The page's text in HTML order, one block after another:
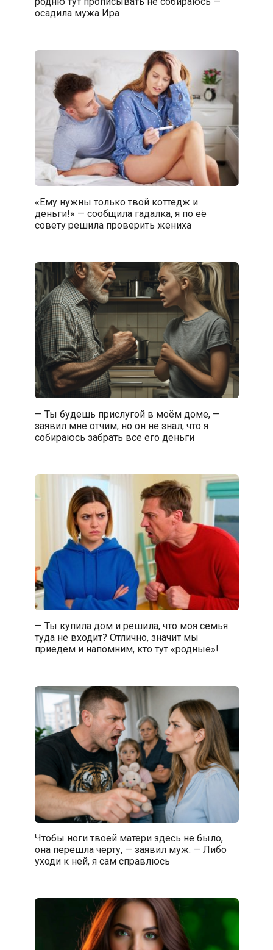
осадила мужа Ира
«Ему нужны только твой коттедж и
деньги!» — сообщила гадалка, я по её
совету решила проверить жениха
— Ты будешь прислугой в моём доме, —
заявил мне отчим, но он не знал, что я
собираюсь забрать все его деньги
— Ты купила дом и решила, что моя семья
туда не входит? Отлично, значит мы
приедем и напомним, кто тут «родные»!
Чтобы ноги твоей матери здесь не было,
она перешла черту, — заявил муж. — Либо
уходи к ней, я сам справлюсь